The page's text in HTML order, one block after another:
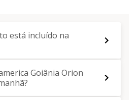
está incluído na
Goiânia Orion